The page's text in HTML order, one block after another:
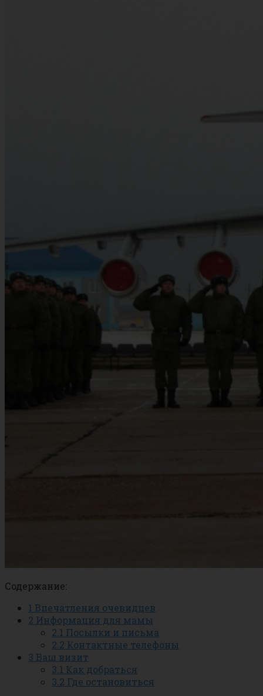
Содержание:
1 Впечатления очевидцев
2 Информация для мамы
2.1 Посылки и письма
2.2 Контактные телефоны
3 Ваш визит
3.1 Как добраться
3.2 Где остановиться